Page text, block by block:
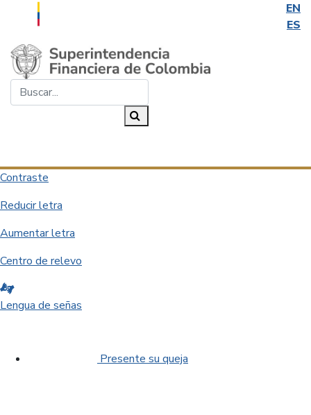
EN
ES
Saltar al contenido principal
Contraste
Reducir letra
Aumentar letra
Centro de relevo
Lengua de señas
Presente su queja